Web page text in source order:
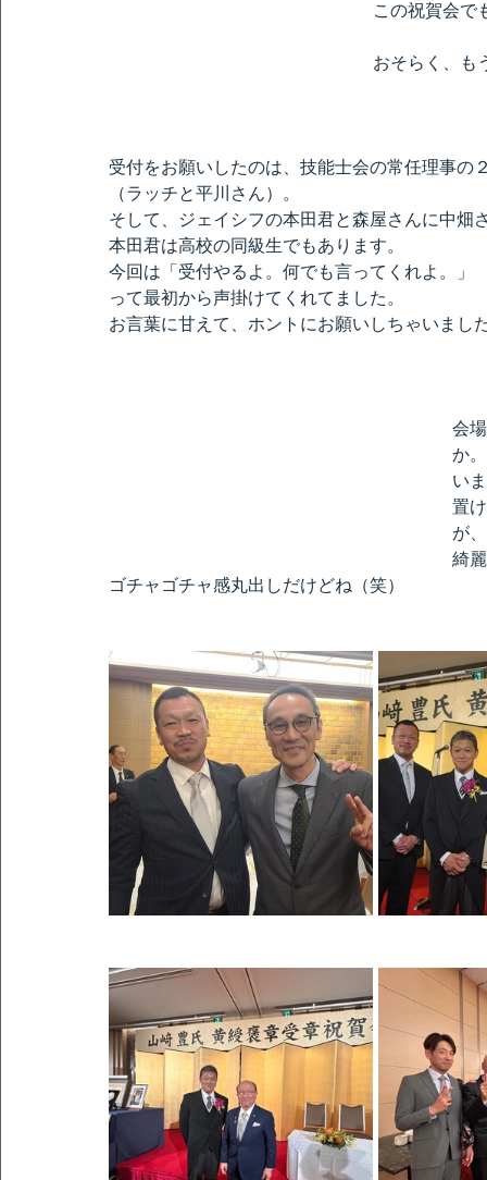
この祝賀会で
おそらく、も
受付をお願いしたのは、技能士会の常任理事の
（ラッチと平川さん）。
そして、ジェイシフの本田君と森屋さんに中畑
本田君は高校の同級生でもあります。
今回は「受付やるよ。何でも言ってくれよ。」
って最初から声掛けてくれてました。
お言葉に甘えて、ホントにお願いしちゃいまし
会
か
い
置
が
綺
ゴチャゴチャ感丸出しだけどね（笑）